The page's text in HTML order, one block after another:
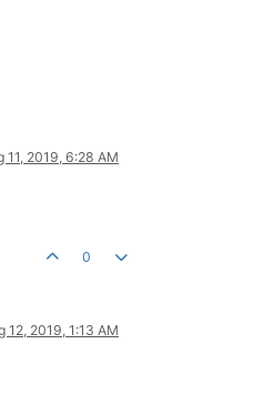
11, 2019, 6:28 AM
0
12, 2019, 1:13 AM